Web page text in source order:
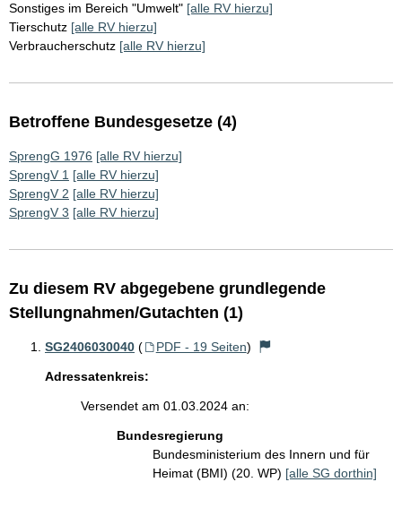
Sonstiges im Bereich "Umwelt" [alle RV hierzu]
Tierschutz [alle RV hierzu]
Verbraucherschutz [alle RV hierzu]
Betroffene Bundesgesetze (4)
SprengG 1976 [alle RV hierzu]
SprengV 1 [alle RV hierzu]
SprengV 2 [alle RV hierzu]
SprengV 3 [alle RV hierzu]
Zu diesem RV abgegebene grundlegende
Stellungnahmen/Gutachten (1)
SG2406030040 ( PDF - 19 Seiten)
Adressatenkreis:
Versendet am 01.03.2024 an:
Bundesregierung
Bundesministerium des Innern und für
Heimat (BMI) (20. WP) [alle SG dorthin]